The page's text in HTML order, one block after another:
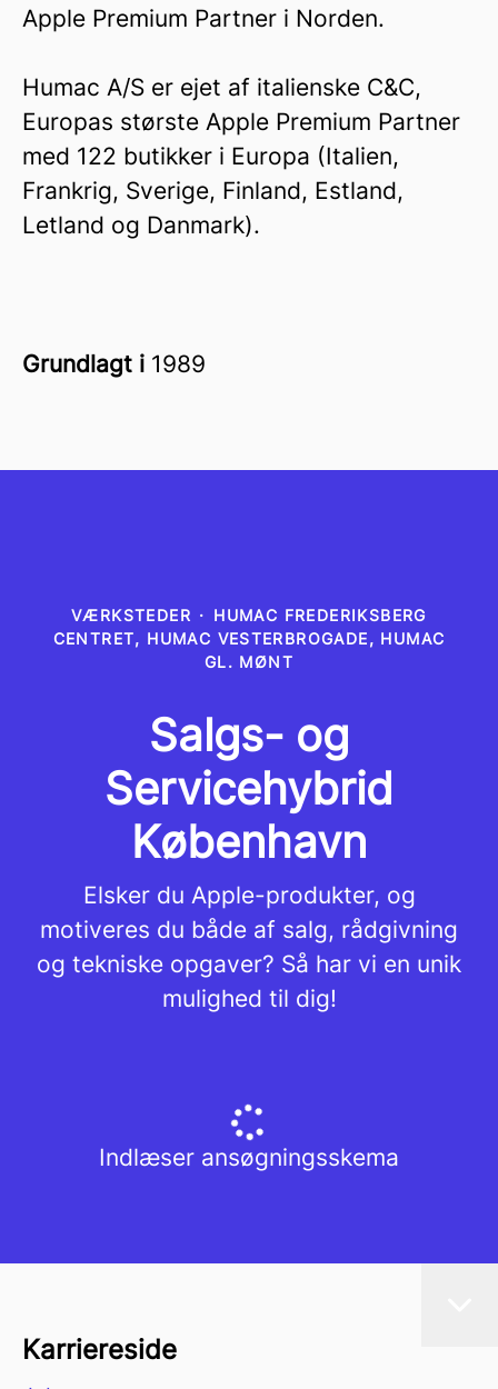
Apple Premium Partner i Norden.
Humac A/S er ejet af italienske C&C,
Europas største Apple Premium Partner
med 122 butikker i Europa (Italien,
Frankrig, Sverige, Finland, Estland,
Letland og Danmark).
Grundlagt i 1989
VÆRKSTEDER · HUMAC FREDERIKSBERG
CENTRET, HUMAC VESTERBROGADE, HUMAC
GL. MØNT
Salgs- og
Servicehybrid
København
Elsker du Apple-produkter, og
motiveres du både af salg, rådgivning
og tekniske opgaver? Så har vi en unik
mulighed til dig!
Indlæser ansøgningsskema
Karriereside